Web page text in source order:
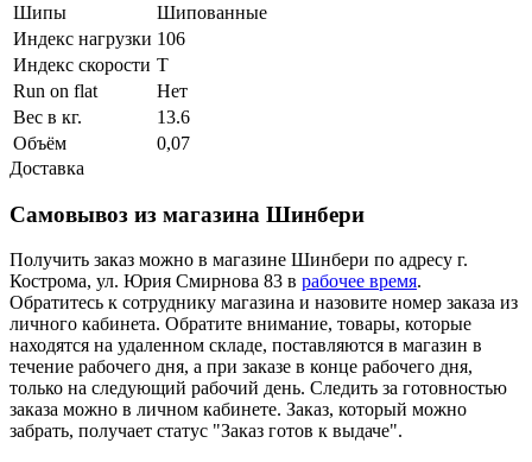
Шипы
Шипованные
Индекс нагрузки 106
Индекс скорости T
Run on flat
Нет
Вес в кг.
13.6
Объём
0,07
Доставка
Самовывоз из магазина Шинбери
Получить заказ можно в магазине Шинбери по адресу г.
Кострома, ул. Юрия Смирнова 83 в рабочее время.
Обратитесь к сотруднику магазина и назовите номер заказа из
личного кабинета. Обратите внимание, товары, которые
находятся на удаленном складе, поставляются в магазин в
течение рабочего дня, а при заказе в конце рабочего дня,
только на следующий рабочий день. Следить за готовностью
заказа можно в личном кабинете. Заказ, который можно
забрать, получает статус "Заказ готов к выдаче".